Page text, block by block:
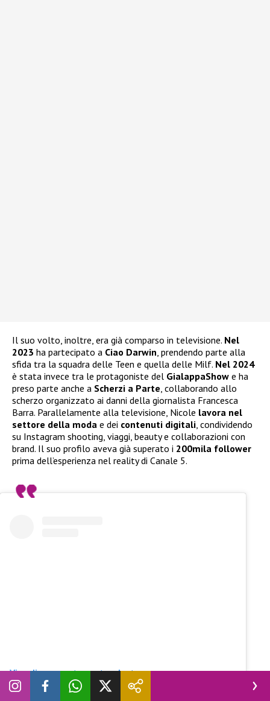
Il suo volto, inoltre, era già comparso in televisione. Nel
2023 ha partecipato a Ciao Darwin, prendendo parte alla
sfida tra la squadra delle Teen e quella delle Milf. Nel 2024
è stata invece tra le protagoniste del GialappaShow e ha
preso parte anche a Scherzi a Parte, collaborando allo
scherzo organizzato ai danni della giornalista Francesca
Barra. Parallelamente alla televisione, Nicole lavora nel
settore della moda e dei contenuti digitali, condividendo
su Instagram shooting, viaggi, beauty e collaborazioni con
brand. Il suo profilo aveva già superato i 200mila follower
prima dell’esperienza nel reality di Canale 5.
Visualizza questo post su Instagram